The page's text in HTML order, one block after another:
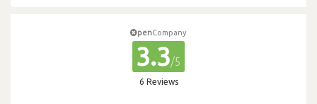
penCompany
3.3/5
6 Reviews